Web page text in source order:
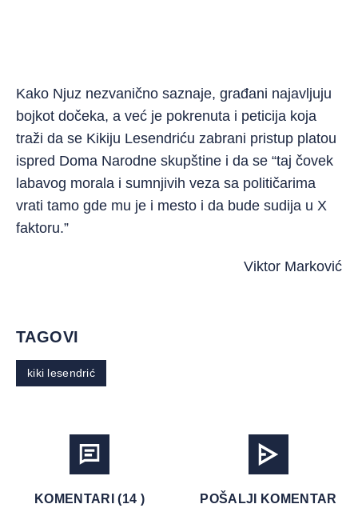
Kako Njuz nezvanično saznaje, građani najavljuju
bojkot dočeka, a već je pokrenuta i peticija koja
traži da se Kikiju Lesendriću zabrani pristup platou
ispred Doma Narodne skupštine i da se “taj čovek
labavog morala i sumnjivih veza sa političarima
vrati tamo gde mu je i mesto i da bude sudija u X
faktoru.”
Viktor Marković
TAGOVI
kiki lesendrić
KOMENTARI (14 ) POŠALJI KOMENTAR